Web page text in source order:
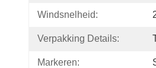
Windsnelheid:
Verpakking Details:
Markeren: